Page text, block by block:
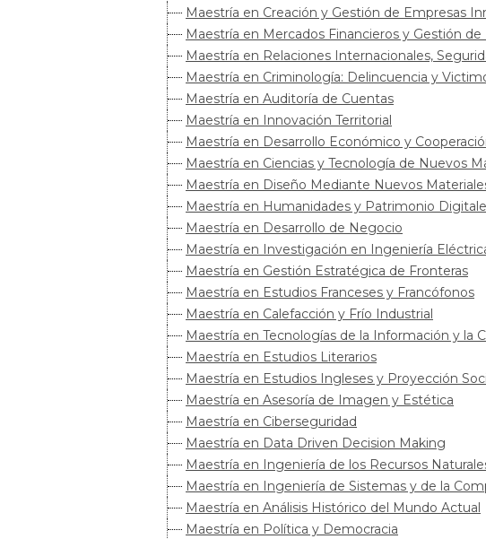
Maestría en Creación y Gestión de Empresas
Maestría en Mercados Financieros y Gestión
Maestría en Relaciones Internacionales,
Maestría en Criminología: Delincuencia y
Maestría en Auditoría de Cuentas
Maestría en Innovación Territorial
Maestría en Desarrollo Económico y
Maestría en Ciencias y Tecnología de Nuevos
Maestría en Diseño Mediante Nuevos
Maestría en Humanidades y Patrimonio
Maestría en Desarrollo de Negocio
Maestría en Investigación en Ingeniería
Maestría en Gestión Estratégica de Fronteras
Maestría en Estudios Franceses y Francófonos
Maestría en Calefacción y Frío Industrial
Maestría en Tecnologías de la Información y la
Maestría en Estudios Literarios
Maestría en Estudios Ingleses y Proyección
Maestría en Asesoría de Imagen y Estética
Maestría en Ciberseguridad
Maestría en Data Driven Decision Making
Maestría en Ingeniería de los Recursos
Maestría en Ingeniería de Sistemas y de la
Maestría en Análisis Histórico del Mundo Actual
Maestría en Política y Democracia